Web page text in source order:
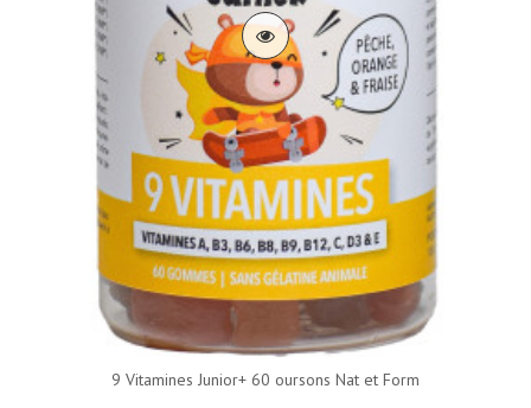
9 Vitamines Junior+ 60 oursons Nat et Form